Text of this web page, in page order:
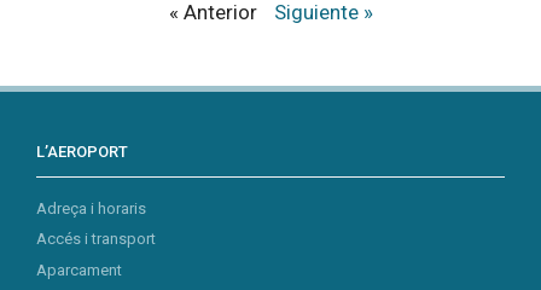
« Anterior Siguiente »
L’AEROPORT
Adreça i horaris
Accés i transport
Aparcament